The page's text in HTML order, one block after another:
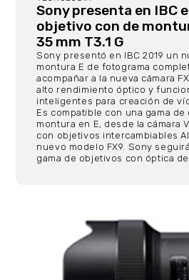
Sony presenta en IBC
objetivo con de
35 mm T3.1 G
Sony presentó en IBC 2019 un
montura E de fotograma
acompañar a la nueva cámara
alto rendimiento óptico y
inteligentes para creación de
Es compatible con una gama de
montura en E, desde la cámara
con objetivos intercambiables
nuevo modelo FX9. Sony
gama de objetivos con óptica